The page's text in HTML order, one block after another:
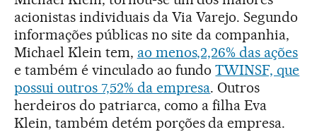
acionistas individuais da Via Varejo. Segundo
informações públicas no site da companhia,
Michael Klein tem, ao menos,2,26% das ações
e também é vinculado ao fundoTWINSF, que
possui outros 7,52% da empresa. Outros
herdeiros do patriarca, como a filha Eva
Klein, também detém porções da empresa.